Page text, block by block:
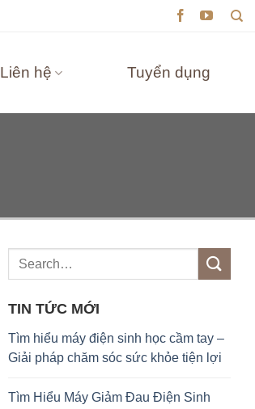
Liên hệ Tuyển dụng
TIN TỨC MỚI
Tìm hiểu máy điện sinh học cầm tay –
Giải pháp chăm sóc sức khỏe tiện lợi
Tìm Hiểu Máy Giảm Đau Điện Sinh